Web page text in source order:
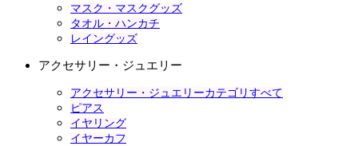
マスク・マスクグッズ
タオル・ハンカチ
レイングッズ
アクセサリー・ジュエリー
アクセサリー・ジュエリーカテゴリすべて
ピアス
イヤリング
イヤーカフ